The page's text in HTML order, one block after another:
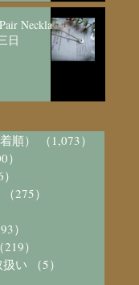
Necklace
日
順） （1,073）
）
（275）
93）
（219）
扱い
（5）